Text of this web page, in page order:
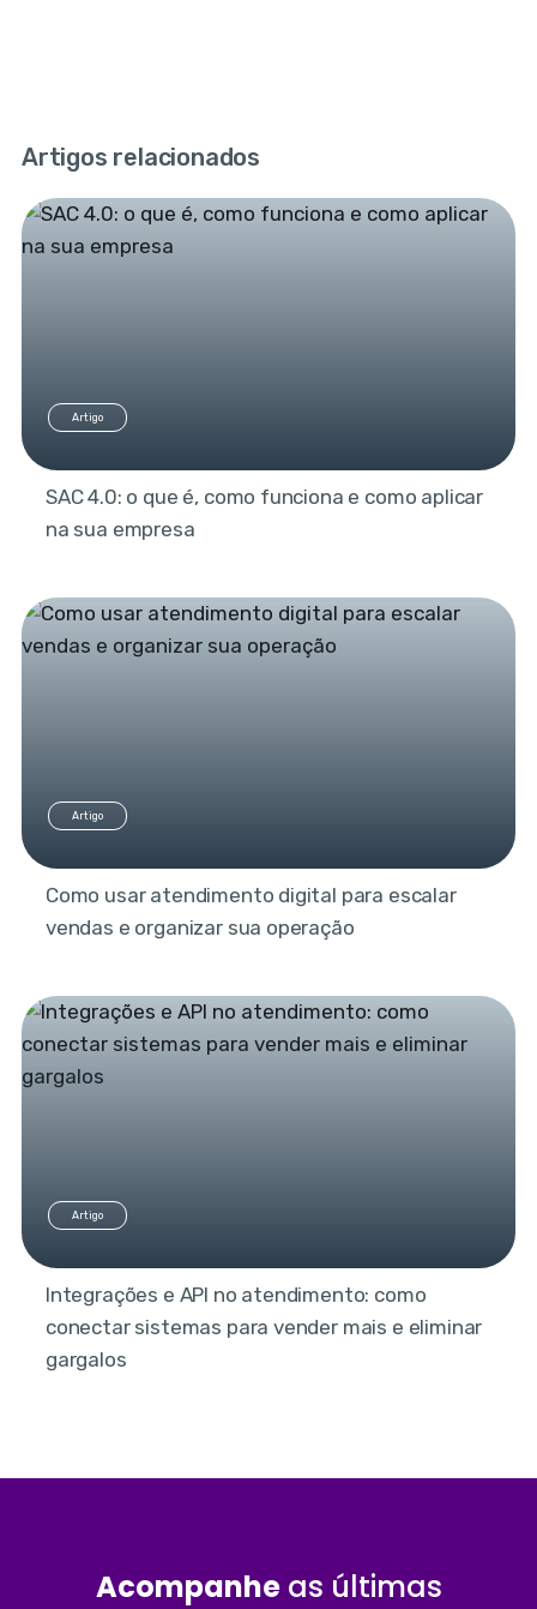
Artigos relacionados
Artigo
SAC 4.0: o que é, como funciona e como aplicar
na sua empresa
Artigo
Como usar atendimento digital para escalar
vendas e organizar sua operação
Artigo
Integrações e API no atendimento: como
conectar sistemas para vender mais e eliminar
gargalos
Acompanheas últimas